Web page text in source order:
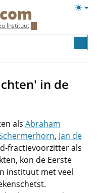
Instituut
in de
als Abraham
, Jan de
fractievoorzitter als
kon de Eerste
instituut met veel